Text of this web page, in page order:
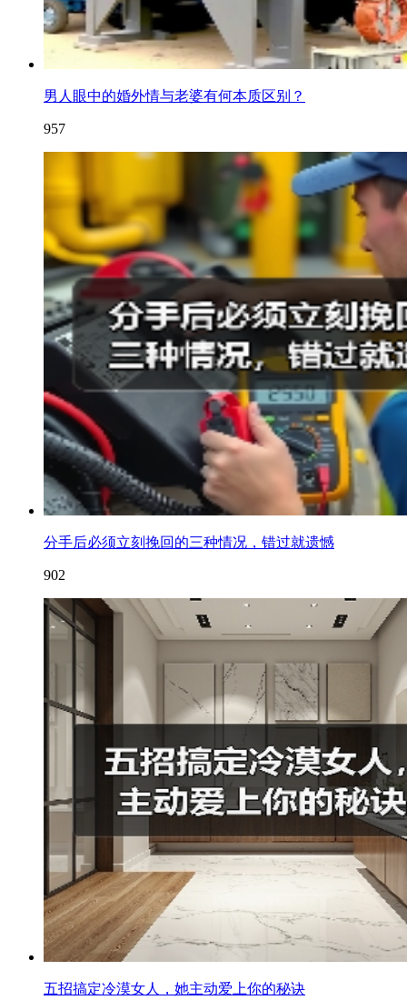
男人眼中的婚外情与老婆有何本质区别？
957
分手后必须立刻挽回的三种情况，错过就遗憾
902
五招搞定冷漠女人，她主动爱上你的秘诀